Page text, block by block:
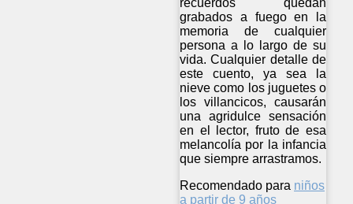
grabados a fuego en la
memoria de cualquier
persona a lo largo de su
vida. Cualquier detalle de
este cuento, ya sea la
nieve como los juguetes o
los villancicos, causarán
una agridulce sensación
en el lector, fruto de esa
melancolía por la infancia
que siempre arrastramos.
Recomendado para niños
a partir de 9 años